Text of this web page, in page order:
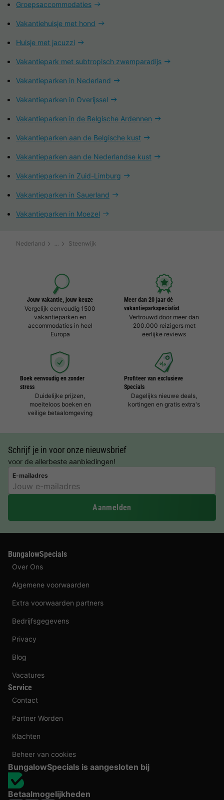
Groepsaccommodaties
Vakantiehuisje met hond
Huisje met jacuzzi
Vakantiepark met subtropisch zwemparadijs
Vakantieparken in Nederland
Vakantieparken in Overijssel
Vakantieparken in de Belgische Ardennen
Vakantieparken aan de Belgische kust
Vakantieparken aan de Nederlandse kust
Vakantieparken in Zuid-Limburg
Vakantieparken in Sauerland
Vakantieparken in Moezel
Nederland Steenwijk
Jouw vakantie, jouw keuze
Vergelijk eenvoudig 1500
vakantieparken en
accommodaties in heel
Europa
Meer dan 20 jaar dé
vakantieparkspecialist
Vertrouwd door meer dan
200.000 reizigers met
eerlijke reviews
Boek eenvoudig en zonder
stress
Duidelijke prijzen,
moeiteloos boeken en
veilige betaalomgeving
Profiteer van exclusieve
Specials
Dagelijks nieuwe deals,
kortingen en gratis extra's
Schrijf je in voor onze nieuwsbrief
voor de allerbeste aanbiedingen!
E-mailadres
Aanmelden
BungalowSpecials
Over Ons
Algemene voorwaarden
Extra voorwaarden partners
Bedrijfsgegevens
Privacy
Blog
Vacatures
Service
Contact
Partner Worden
Klachten
Beheer van cookies
BungalowSpecials is aangesloten bij
Betaalmogelijkheden